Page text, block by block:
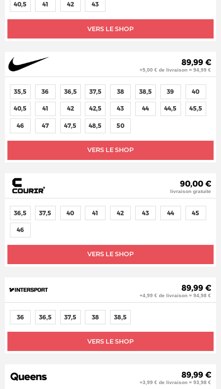
VERS LE SHOP
40,5 41 42 43
89,99 €
+5,00 € de livraison = 94,99 €
VERS LE SHOP
35,5 36 36,5 37,5 38 38,5 39 40
40,5 41 42 42,5 43 44 44,5 45,5
46 47 47,5 48,5 50
90,00 €
livraison gratuite
VERS LE SHOP
36,5 37,5 40 41 42 43 44 45
46
89,99 €
+4,99 € de livraison = 94,98 €
VERS LE SHOP
36 36,5 37,5 38 38,5
89,99 €
+3,99 € de livraison = 93,98 €